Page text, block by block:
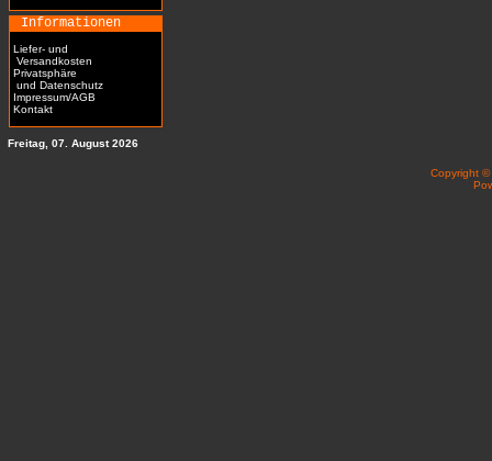
Informationen
Liefer- und
Versandkosten
Privatsphäre
und Datenschutz
Impressum/AGB
Kontakt
Freitag, 07. August 2026
Copyright